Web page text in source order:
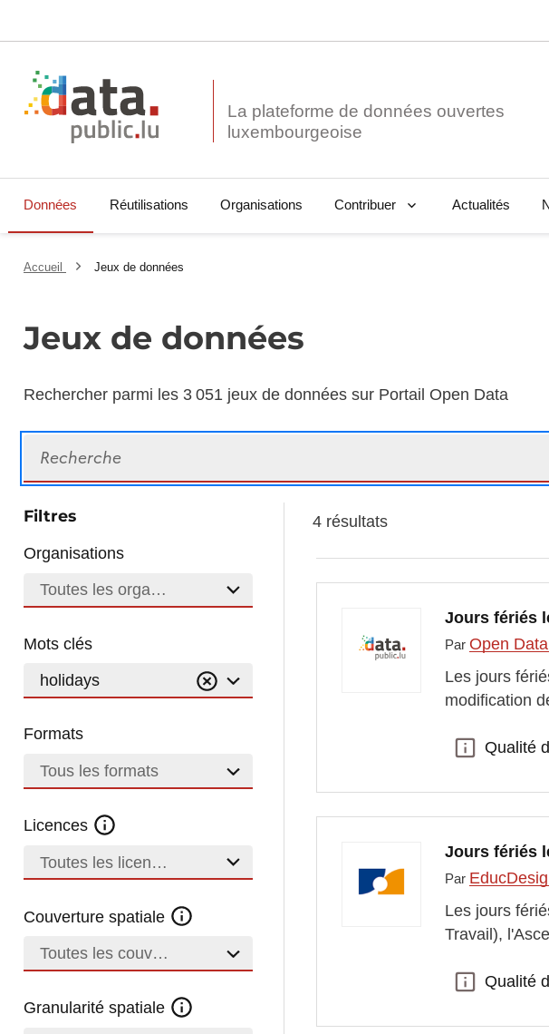
La plateforme de données ouvertes
Données Réutilisations Organisations Contribuer Actualités
Accueil Jeux de données
Jeux de données
Rechercher parmi les 3 051 jeux de données sur Portail Open Data
Filtres
Organisations
Toutes les organisations
Mots clés
holidays
Formats
Tous les formats
Licences
Toutes les licences
Couverture spatiale
Toutes les couvertures
Granularité spatiale
4 résultats
Jours fériés
ParOpen
Les jours
modification
Qualité
Qualité
Jours fériés
Par
Les jours
Travail),
Qualité
Qualité